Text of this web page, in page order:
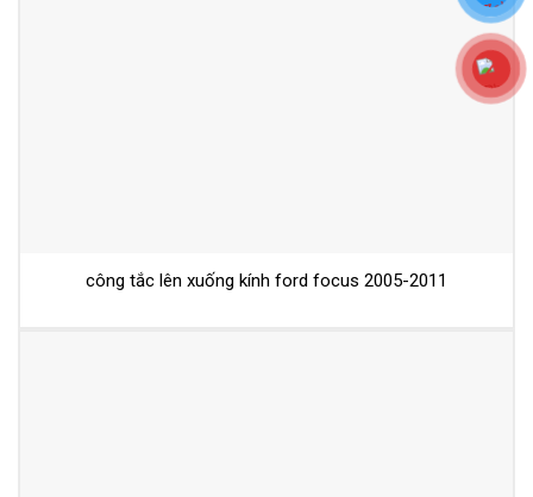
công tắc lên xuống kính ford focus 2005-2011